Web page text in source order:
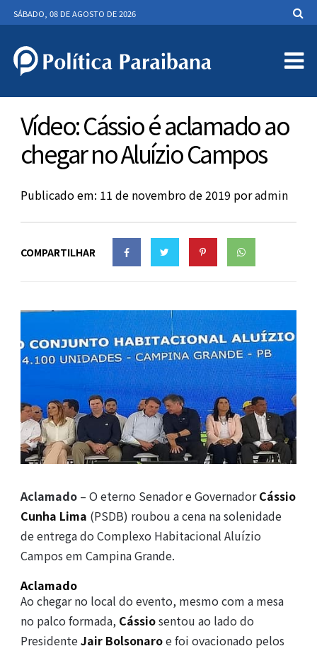
SÁBADO, 08 DE AGOSTO DE 2026
Vídeo: Cássio é aclamado ao
chegar no Aluízio Campos
Publicado em: 11 de novembro de 2019 poradmin
COMPARTILHAR
Aclamado– O eterno Senador e GovernadorCássio
Cunha Lima (PSDB) roubou a cena na solenidade
de entrega do Complexo Habitacional Aluízio
Campos em Campina Grande.
Aclamado
Ao chegar no local do evento, mesmo com a mesa
no palco formada, Cássiosentou ao lado do
PresidenteJair Bolsonaroe foi ovacionado pelos